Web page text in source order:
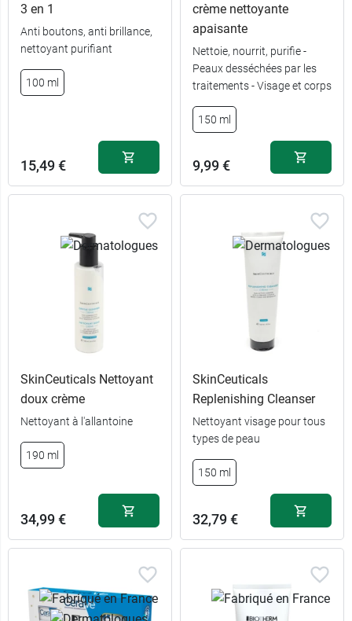
3 en 1
Anti boutons, anti brillance,
nettoyant purifiant
100 ml
15,49 €
crème nettoyante
apaisante
Nettoie, nourrit, purifie -
Peaux desséchées par les
traitements - Visage et corps
150 ml
9,99 €
SkinCeuticals Nettoyant
doux crème
Nettoyant à l'allantoine
190 ml
34,99 €
SkinCeuticals
Replenishing Cleanser
Nettoyant visage pour tous
types de peau
150 ml
32,79 €